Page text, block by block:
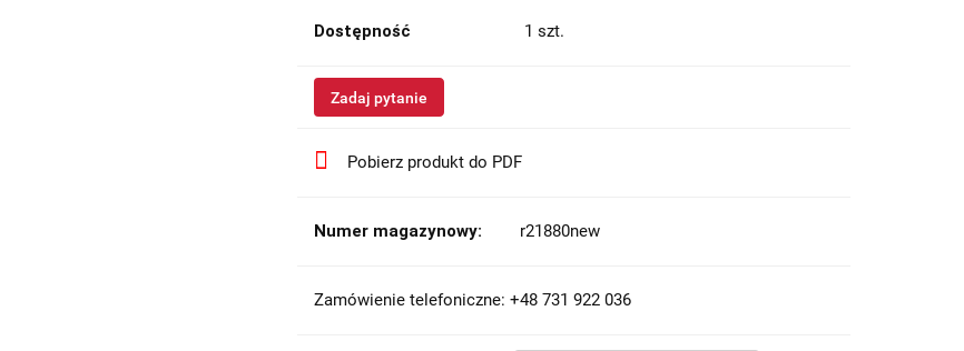
Dostępność 1 szt.
Zadaj pytanie
Pobierz produkt do PDF
Numer magazynowy: r21880new
Zamówienie telefoniczne: +48 731 922 036